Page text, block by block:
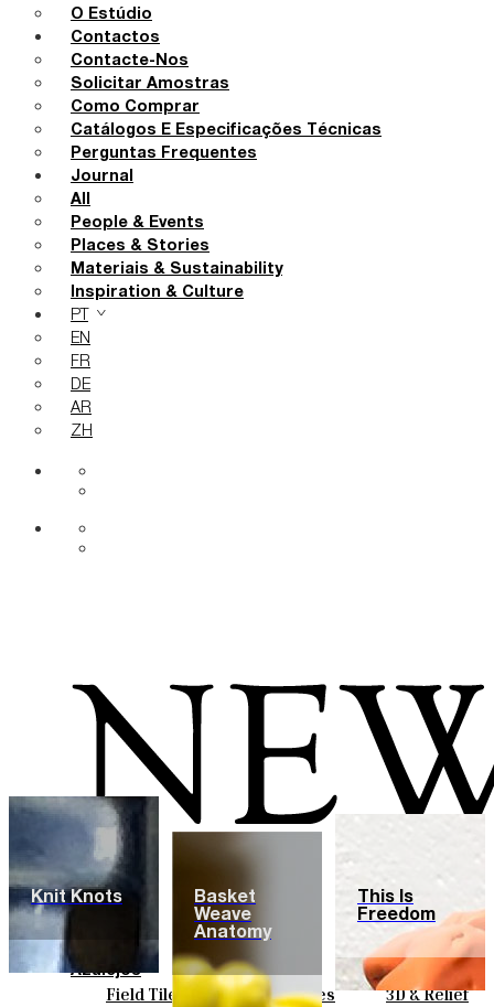
O Estúdio
Contactos
Contacte-Nos
Solicitar Amostras
Como Comprar
Catálogos E Especificações Técnicas
Perguntas Frequentes
Journal
All
People & Events
Places & Stories
Materiais & Sustainability
Inspiration & Culture
PT
EN
FR
DE
AR
ZH
Azulejos
Field Tiles Special Tiles
3D & Relief
Cores
Knit Knots
Basket
Weave
Anatomy
This Is
Freedom